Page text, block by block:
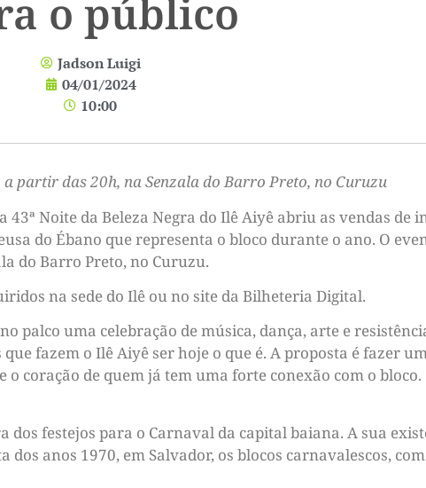
o público
Jadson Luigi
04/01/2024
10:00
partir das 20h, na Senzala do Barro Preto, no Curuzu
Noite da Beleza Negra do Ilê Aiyê abriu as vendas de
do Ébano que representa o bloco durante o ano. O
do Barro Preto, no Curuzu.
na sede do Ilê ou no site da Bilheteria Digital.
palco uma celebração de música, dança, arte e
fazem o Ilê Aiyê ser hoje o que é. A proposta é fazer
coração de quem já tem uma forte conexão com o bloco.
festejos para o Carnaval da capital baiana. A sua
anos 1970, em Salvador, os blocos carnavalescos,